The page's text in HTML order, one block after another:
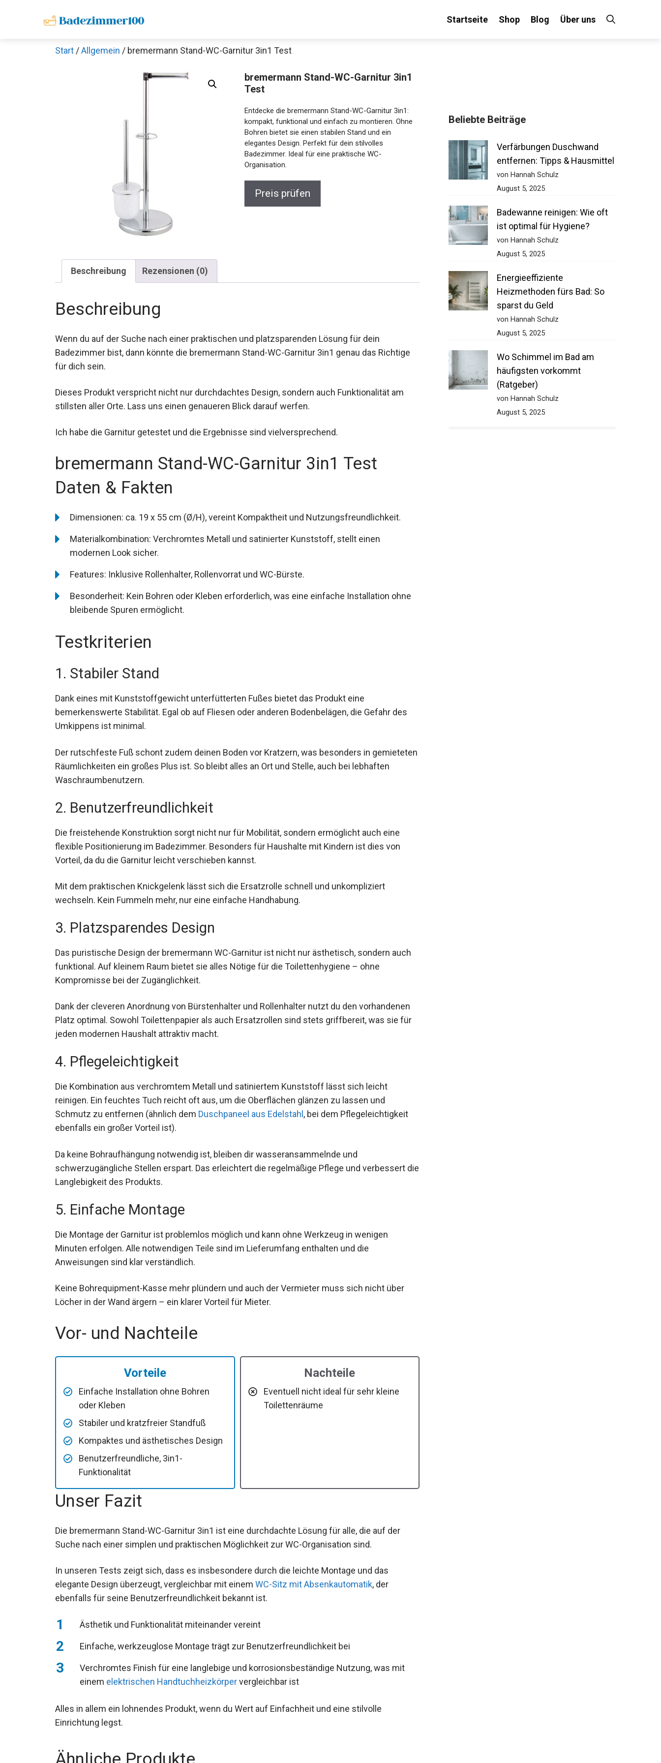
Startseite Shop Blog Über uns
Start /Allgemein / bremermann Stand-WC-Garnitur 3in1 Test
bremermann Stand-WC-Garnitur 3in1
Test
Entdecke die bremermann Stand-WC-Garnitur 3in1:
kompakt, funktional und einfach zu montieren. Ohne
Bohren bietet sie einen stabilen Stand und ein
elegantes Design. Perfekt für dein stilvolles
Badezimmer. Ideal für eine praktische WC-
Organisation.
Preis prüfen
Beschreibung Rezensionen (0)
Beschreibung
Wenn du auf der Suche nach einer praktischen und platzsparenden Lösung für dein
Badezimmer bist, dann könnte die bremermann Stand-WC-Garnitur 3in1 genau das Richtige
für dich sein.
Dieses Produkt verspricht nicht nur durchdachtes Design, sondern auch Funktionalität am
stillsten aller Orte. Lass uns einen genaueren Blick darauf werfen.
Ich habe die Garnitur getestet und die Ergebnisse sind vielversprechend.
bremermann Stand-WC-Garnitur 3in1 Test
Daten & Fakten
Dimensionen: ca. 19 x 55 cm (Ø/H), vereint Kompaktheit und Nutzungsfreundlichkeit.
Materialkombination: Verchromtes Metall und satinierter Kunststoff, stellt einen
modernen Look sicher.
Features: Inklusive Rollenhalter, Rollenvorrat und WC-Bürste.
Besonderheit: Kein Bohren oder Kleben erforderlich, was eine einfache Installation ohne
bleibende Spuren ermöglicht.
Testkriterien
1. Stabiler Stand
Dank eines mit Kunststoffgewicht unterfütterten Fußes bietet das Produkt eine
bemerkenswerte Stabilität. Egal ob auf Fliesen oder anderen Bodenbelägen, die Gefahr des
Umkippens ist minimal.
Der rutschfeste Fuß schont zudem deinen Boden vor Kratzern, was besonders in gemieteten
Räumlichkeiten ein großes Plus ist. So bleibt alles an Ort und Stelle, auch bei lebhaften
Waschraumbenutzern.
2. Benutzerfreundlichkeit
Die freistehende Konstruktion sorgt nicht nur für Mobilität, sondern ermöglicht auch eine
flexible Positionierung im Badezimmer. Besonders für Haushalte mit Kindern ist dies von
Vorteil, da du die Garnitur leicht verschieben kannst.
Mit dem praktischen Knickgelenk lässt sich die Ersatzrolle schnell und unkompliziert
wechseln. Kein Fummeln mehr, nur eine einfache Handhabung.
3. Platzsparendes Design
Das puristische Design der bremermann WC-Garnitur ist nicht nur ästhetisch, sondern auch
funktional. Auf kleinem Raum bietet sie alles Nötige für die Toilettenhygiene – ohne
Kompromisse bei der Zugänglichkeit.
Dank der cleveren Anordnung von Bürstenhalter und Rollenhalter nutzt du den vorhandenen
Platz optimal. Sowohl Toilettenpapier als auch Ersatzrollen sind stets griffbereit, was sie für
jeden modernen Haushalt attraktiv macht.
4. Pflegeleichtigkeit
Die Kombination aus verchromtem Metall und satiniertem Kunststoff lässt sich leicht
reinigen. Ein feuchtes Tuch reicht oft aus, um die Oberflächen glänzen zu lassen und
Schmutz zu entfernen (ähnlich dem Duschpaneel aus Edelstahl , bei dem Pflegeleichtigkeit
ebenfalls ein großer Vorteil ist).
Da keine Bohraufhängung notwendig ist, bleiben dir wasseransammelnde und
schwerzugängliche Stellen erspart. Das erleichtert die regelmäßige Pflege und verbessert die
Langlebigkeit des Produkts.
5. Einfache Montage
Die Montage der Garnitur ist problemlos möglich und kann ohne Werkzeug in wenigen
Minuten erfolgen. Alle notwendigen Teile sind im Lieferumfang enthalten und die
Anweisungen sind klar verständlich.
Keine Bohrequipment-Kasse mehr plündern und auch der Vermieter muss sich nicht über
Löcher in der Wand ärgern – ein klarer Vorteil für Mieter.
Vor- und Nachteile
Vorteile
Einfache Installation ohne Bohren
oder Kleben
Stabiler und kratzfreier Standfuß
Kompaktes und ästhetisches Design
Benutzerfreundliche, 3in1-
Funktionalität
Nachteile
Eventuell nicht ideal für sehr kleine
Toilettenräume
Unser Fazit
Die bremermann Stand-WC-Garnitur 3in1 ist eine durchdachte Lösung für alle, die auf der
Suche nach einer simplen und praktischen Möglichkeit zur WC-Organisation sind.
In unseren Tests zeigt sich, dass es insbesondere durch die leichte Montage und das
elegante Design überzeugt, vergleichbar mit einem WC-Sitz mit Absenkautomatik, der
ebenfalls für seine Benutzerfreundlichkeit bekannt ist.
Ästhetik und Funktionalität miteinander vereint
Einfache, werkzeuglose Montage trägt zur Benutzerfreundlichkeit bei
Verchromtes Finish für eine langlebige und korrosionsbeständige Nutzung, was mit
einem elektrischen Handtuchheizkörpervergleichbar ist
Alles in allem ein lohnendes Produkt, wenn du Wert auf Einfachheit und eine stilvolle
Einrichtung legst.
Beliebte Beiträge
Verfärbungen Duschwand
entfernen: Tipps & Hausmittel
von Hannah Schulz
August 5, 2025
Badewanne reinigen: Wie oft
ist optimal für Hygiene?
von Hannah Schulz
August 5, 2025
Energieeffiziente
Heizmethoden fürs Bad: So
sparst du Geld
von Hannah Schulz
August 5, 2025
Wo Schimmel im Bad am
häufigsten vorkommt
(Ratgeber)
von Hannah Schulz
August 5, 2025